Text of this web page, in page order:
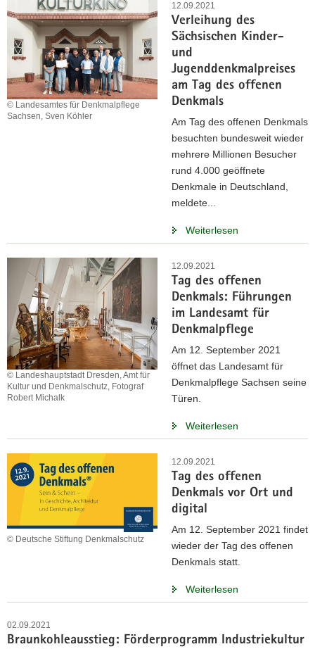
12.09.2021
Verleihung des
Sächsischen Kinder-
und
Jugenddenkmalpreises
am Tag des offenen
Denkmals
© Landesamtes für Denkmalpflege
Sachsen, Sven Köhler
Am Tag des offenen Denkmals
besuchten bundesweit wieder
mehrere Millionen Besucher
rund 4.000 geöffnete
Denkmale in Deutschland,
meldete...
Weiterlesen
12.09.2021
Tag des offenen
Denkmals: Führungen
im Landesamt für
Denkmalpflege
© Landeshauptstadt Dresden, Amt für
Kultur und Denkmalschutz, Fotograf
Robert Michalk
Am 12. September 2021
öffnet das Landesamt für
Denkmalpflege Sachsen seine
Türen.
Weiterlesen
12.09.2021
Tag des offenen
Denkmals vor Ort und
digital
© Deutsche Stiftung Denkmalschutz
Am 12. September 2021 findet
wieder der Tag des offenen
Denkmals statt.
Weiterlesen
02.09.2021
Braunkohleausstieg: Förderprogramm Industriekultur